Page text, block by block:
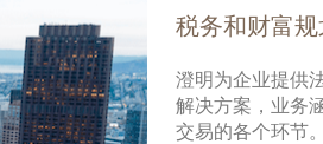
税务和财富
澄明为企业提供
解决方案，业务
交易的各个环节